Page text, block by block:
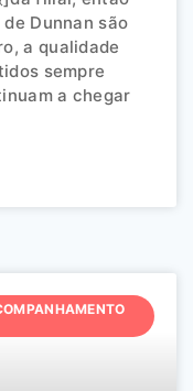
Dunnan são
a qualidade
sempre
a chegar